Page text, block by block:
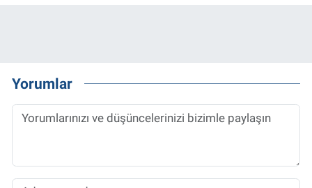
Yorumlar